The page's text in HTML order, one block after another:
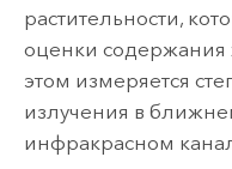
растительности,
оценки содержания
этом измеряется
излучения в
инфракрасном